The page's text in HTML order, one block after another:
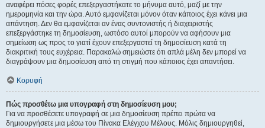
αναφέρει πόσες φορές επεξεργαστήκατε το μήνυμα αυτό, μαζί με την
ημερομηνία και την ώρα. Αυτό εμφανίζεται μόνον όταν κάποιος έχει κάνει μια
απάντηση. Δεν θα εμφανίζεται αν ένας συντονιστής ή διαχειριστής
επεξεργάστηκε τη δημοσίευση, ωστόσο αυτοί μπορούν να αφήσουν μια
σημείωση ως προς το γιατί έχουν επεξεργαστεί τη δημοσίευση κατά τη
διακριτική τους ευχέρεια. Παρακαλώ σημειώστε ότι απλά μέλη δεν μπορεί να
διαγράψουν μια δημοσίευση από τη στιγμή που κάποιος έχει απαντήσει.
Κορυφή
Πώς προσθέτω μια υπογραφή στη δημοσίευση μου;
Για να προσθέσετε υπογραφή σε μια δημοσίευση πρέπει πρώτα να
δημιουργήσετε μια μέσω του Πίνακα Ελέγχου Μέλους. Μόλις δημιουργηθεί,